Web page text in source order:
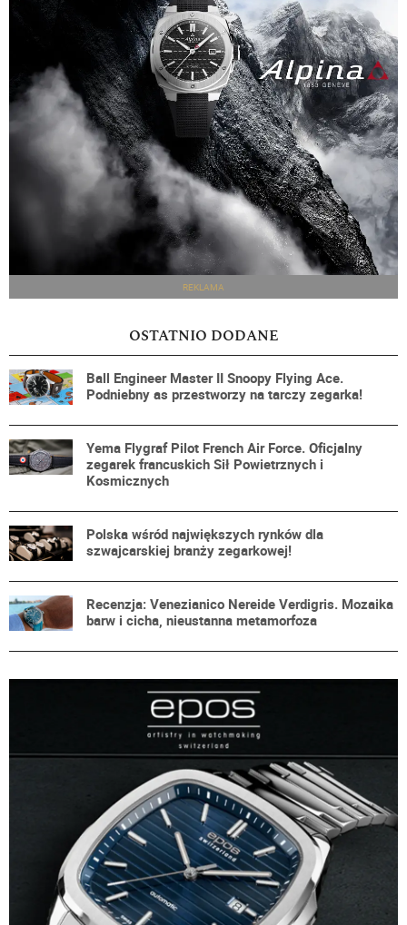
REKLAMA
OSTATNIO DODANE
Ball Engineer Master II Snoopy Flying Ace.
Podniebny as przestworzy na tarczy zegarka!
Yema Flygraf Pilot French Air Force. Oficjalny
zegarek francuskich Sił Powietrznych i
Kosmicznych
Polska wśród największych rynków dla
szwajcarskiej branży zegarkowej!
Recenzja: Venezianico Nereide Verdigris. Mozaika
barw i cicha, nieustanna metamorfoza